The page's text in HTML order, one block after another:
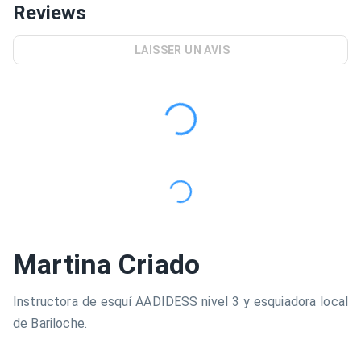
Reviews
LAISSER UN AVIS
Martina Criado
Instructora de esquí AADIDESS nivel 3 y esquiadora local
de Bariloche.